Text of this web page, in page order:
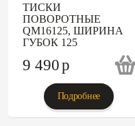
ТИСКИ
ПОВОРОТНЫЕ
QM16125, ШИРИНА
ГУБОК 125
9 490p
Подробнее